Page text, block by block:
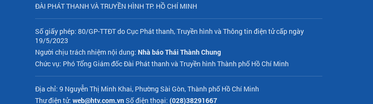
ĐÀI PHÁT THANH VÀ TRUYỀN HÌNH TP. HỒ CHÍ MINH
Số giấy phép: 80/GP-TTĐT do Cục Phát thanh, Truyền hình và Thông tin điện tử cấp ngày
19/5/2023
Người chịu trách nhiệm nội dung: Nhà báo Thái Thành Chung
Chức vụ: Phó Tổng Giám đốc Đài Phát thanh và Truyền hình Thành phố Hồ Chí Minh
Địa chỉ: 9 Nguyễn Thị Minh Khai, Phường Sài Gòn, Thành phố Hồ Chí Minh
Thư điện tử: web@htv.com.vnSố điện thoại: (028)38291667